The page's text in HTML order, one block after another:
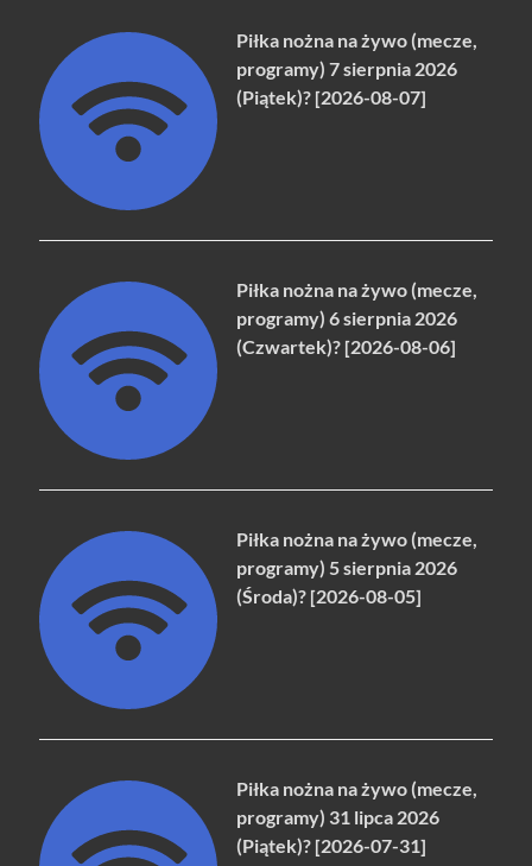
Piłka nożna na żywo (mecze,
programy) 7 sierpnia 2026
(Piątek)? [2026-08-07]
Piłka nożna na żywo (mecze,
programy) 6 sierpnia 2026
(Czwartek)? [2026-08-06]
Piłka nożna na żywo (mecze,
programy) 5 sierpnia 2026
(Środa)? [2026-08-05]
Piłka nożna na żywo (mecze,
programy) 31 lipca 2026
(Piątek)? [2026-07-31]